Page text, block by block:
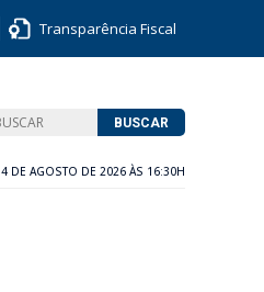
Transparência Fiscal
BUSCAR
4 DE AGOSTO DE 2026 ÀS 16:30H